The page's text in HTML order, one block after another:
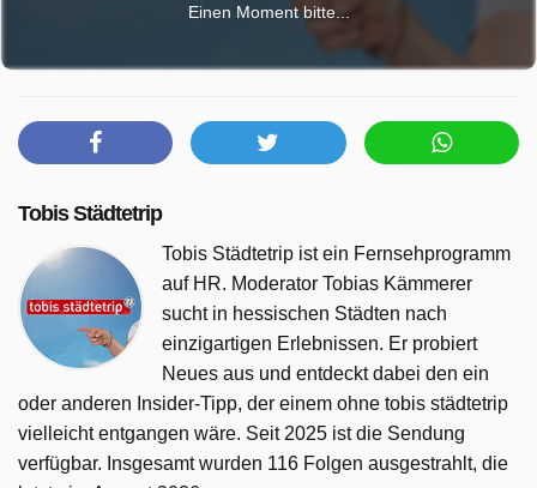
Einen Moment bitte...
Tobis Städtetrip
Tobis Städtetrip ist ein Fernsehprogramm
auf HR. Moderator Tobias Kämmerer
sucht in hessischen Städten nach
einzigartigen Erlebnissen. Er probiert
Neues aus und entdeckt dabei den ein
oder anderen Insider-Tipp, der einem ohne tobis städtetrip
vielleicht entgangen wäre. Seit 2025 ist die Sendung
verfügbar. Insgesamt wurden 116 Folgen ausgestrahlt, die